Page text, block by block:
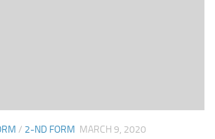
/ 2-ND FORM MARCH 9, 2020